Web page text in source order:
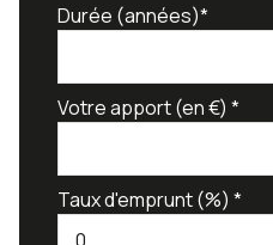
Durée (années)*
Votre apport (en €) *
Taux d'emprunt (%) *